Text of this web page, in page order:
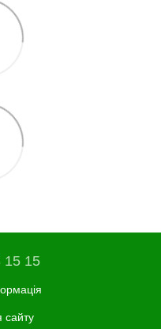
15 15
сайту